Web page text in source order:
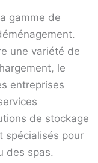
gamme de
une variété de
le
entreprises
de stockage
spécialisés pour
des spas.